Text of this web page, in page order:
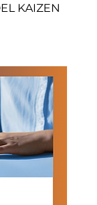
KAIZEN